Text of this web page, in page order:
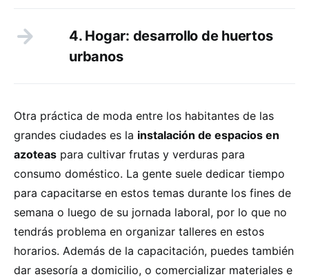
4. Hogar: desarrollo de huertos
urbanos
Otra práctica de moda entre los habitantes de las
grandes ciudades es la instalación de espacios en
azoteas para cultivar frutas y verduras para
consumo doméstico. La gente suele dedicar tiempo
para capacitarse en estos temas durante los fines de
semana o luego de su jornada laboral, por lo que no
tendrás problema en organizar talleres en estos
horarios. Además de la capacitación, puedes también
dar asesoría a domicilio, o comercializar materiales e